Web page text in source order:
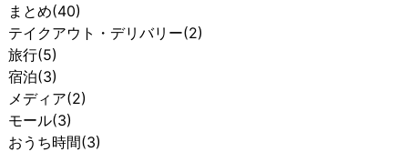
まとめ(40)
テイクアウト・デリバリー(2)
旅行(5)
宿泊(3)
メディア(2)
モール(3)
おうち時間(3)